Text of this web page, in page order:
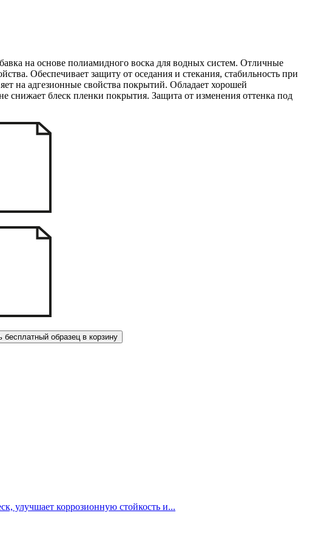
на основе полиамидного воска для водных систем. Отличные
Обеспечивает защиту от оседания и стекания, стабильность при
на адгезионные свойства покрытий. Обладает хорошей
снижает блеск пленки покрытия. Защита от изменения оттенка под
бесплатный образец в корзину
улучшает коррозионную стойкость и...